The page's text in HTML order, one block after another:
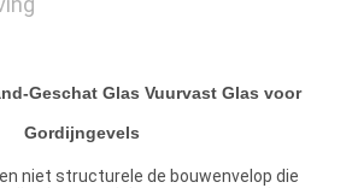
Geschat Glas Vuurvast Glas voor
Gordijngevels
niet structurele de bouwenvelop die